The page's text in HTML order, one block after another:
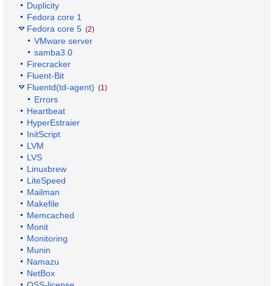
Duplicity
Fedora core 1
Fedora core 5 (2)
VMware server
samba3.0
Firecracker
Fluent-Bit
Fluentd(td-agent) (1)
Errors
Heartbeat
HyperEstraier
InitScript
LVM
LVS
Linuxbrew
LiteSpeed
Mailman
Makefile
Memcached
Monit
Monitoring
Munin
Namazu
NetBox